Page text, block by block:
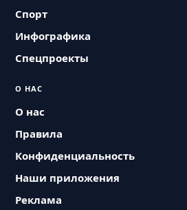
Спорт
Инфографика
Спецпроекты
О НАС
О нас
Правила
Конфиденциальность
Наши приложения
Реклама